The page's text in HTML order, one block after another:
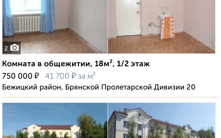
2
Комната в общежитии, 18м², 1/2 этаж
750 000 ₽ 41 700 ₽ за м²
Бежицкий район, Брянской Пролетарской Дивизии 20